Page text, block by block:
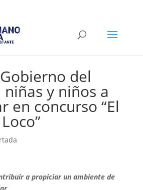
del
niñas y niños a
en concurso “El
a propiciar un ambiente de